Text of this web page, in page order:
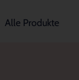
Alle Produkte